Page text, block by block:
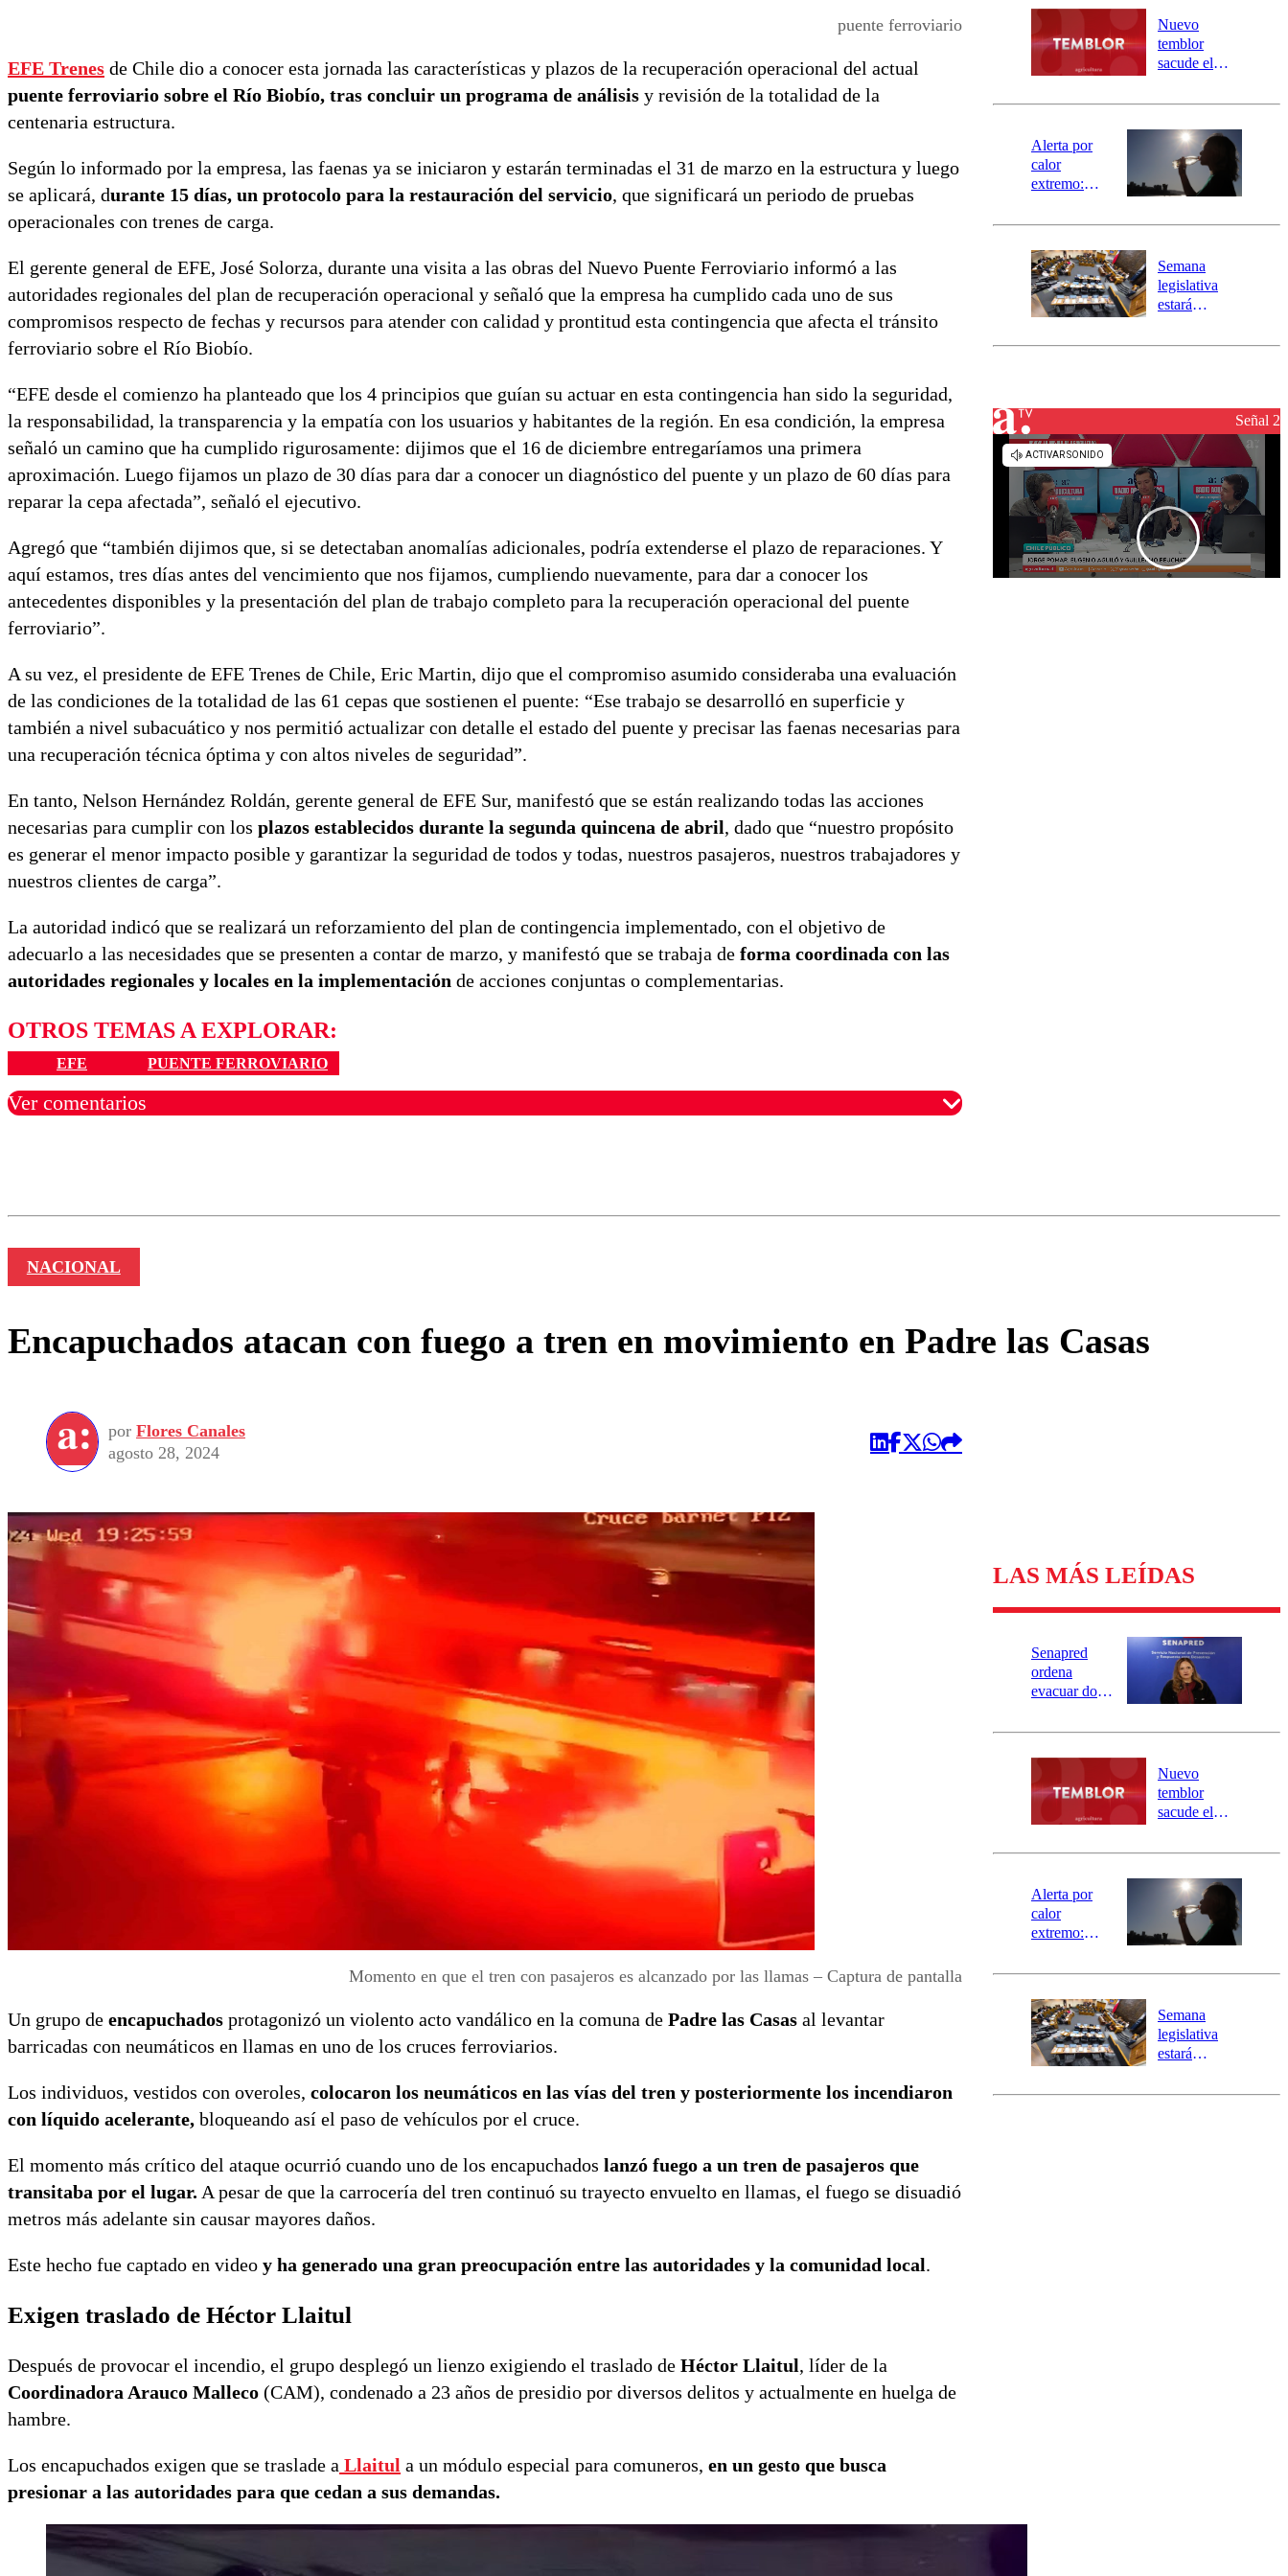
puente ferroviario
EFE Trenes de Chile dio a conocer esta jornada las características y plazos de la recuperación operacional del actual
puente ferroviario sobre el Río Biobío, tras concluir un programa de análisis y revisión de la totalidad de la
centenaria estructura.
Según lo informado por la empresa, las faenas ya se iniciaron y estarán terminadas el 31 de marzo en la estructura y luego
se aplicará, durante 15 días, un protocolo para la restauración del servicio, que significará un periodo de pruebas
operacionales con trenes de carga.
El gerente general de EFE, José Solorza, durante una visita a las obras del Nuevo Puente Ferroviario informó a las
autoridades regionales del plan de recuperación operacional y señaló que la empresa ha cumplido cada uno de sus
compromisos respecto de fechas y recursos para atender con calidad y prontitud esta contingencia que afecta el tránsito
ferroviario sobre el Río Biobío.
“EFE desde el comienzo ha planteado que los 4 principios que guían su actuar en esta contingencia han sido la seguridad,
la responsabilidad, la transparencia y la empatía con los usuarios y habitantes de la región. En esa condición, la empresa
señaló un camino que ha cumplido rigurosamente: dijimos que el 16 de diciembre entregaríamos una primera
aproximación. Luego fijamos un plazo de 30 días para dar a conocer un diagnóstico del puente y un plazo de 60 días para
reparar la cepa afectada”, señaló el ejecutivo.
Agregó que “también dijimos que, si se detectaban anomalías adicionales, podría extenderse el plazo de reparaciones. Y
aquí estamos, tres días antes del vencimiento que nos fijamos, cumpliendo nuevamente, para dar a conocer los
antecedentes disponibles y la presentación del plan de trabajo completo para la recuperación operacional del puente
ferroviario”.
A su vez, el presidente de EFE Trenes de Chile, Eric Martin, dijo que el compromiso asumido consideraba una evaluación
de las condiciones de la totalidad de las 61 cepas que sostienen el puente: “Ese trabajo se desarrolló en superficie y
también a nivel subacuático y nos permitió actualizar con detalle el estado del puente y precisar las faenas necesarias para
una recuperación técnica óptima y con altos niveles de seguridad”.
En tanto, Nelson Hernández Roldán, gerente general de EFE Sur, manifestó que se están realizando todas las acciones
necesarias para cumplir con los plazos establecidos durante la segunda quincena de abril, dado que “nuestro propósito
es generar el menor impacto posible y garantizar la seguridad de todos y todas, nuestros pasajeros, nuestros trabajadores y
nuestros clientes de carga”.
La autoridad indicó que se realizará un reforzamiento del plan de contingencia implementado, con el objetivo de
adecuarlo a las necesidades que se presenten a contar de marzo, y manifestó que se trabaja de forma coordinada con las
autoridades regionales y locales en la implementación de acciones conjuntas o complementarias.
OTROS TEMAS A EXPLORAR:
EFE PUENTE FERROVIARIO
Ver comentarios
río Damas:
activa
mensajería
SAE
Nuevo
temblor
sacude el
revisa la
epicentro
Alerta por
calor
extremo:
activa Alerta
Preventiva en
tres comunas
Semana
legislativa
estará
el fin de la
reconstrucciónSeñal 2
NACIONAL
Encapuchados atacan con fuego a tren en movimiento en Padre las Casas
por Flores Canales
agosto 28, 2024
Momento en que el tren con pasajeros es alcanzado por las llamas – Captura de pantalla
Un grupo de encapuchados protagonizó un violento acto vandálico en la comuna de Padre las Casas al levantar
barricadas con neumáticos en llamas en uno de los cruces ferroviarios.
Los individuos, vestidos con overoles, colocaron los neumáticos en las vías del tren y posteriormente los incendiaron
con líquido acelerante, bloqueando así el paso de vehículos por el cruce.
El momento más crítico del ataque ocurrió cuando uno de los encapuchados lanzó fuego a un tren de pasajeros que
transitaba por el lugar. A pesar de que la carrocería del tren continuó su trayecto envuelto en llamas, el fuego se disuadió
metros más adelante sin causar mayores daños.
Este hecho fue captado en video y ha generado una gran preocupación entre las autoridades y la comunidad local.
Exigen traslado de Héctor Llaitul
Después de provocar el incendio, el grupo desplegó un lienzo exigiendo el traslado de Héctor Llaitul, líder de la
Coordinadora Arauco Malleco (CAM), condenado a 23 años de presidio por diversos delitos y actualmente en huelga de
hambre.
Los encapuchados exigen que se traslade a Llaitul a un módulo especial para comuneros, en un gesto que busca
presionar a las autoridades para que cedan a sus demandas.
LAS MÁS LEÍDAS
Senapred
ordena
evacuar dos
Carahue por
río Damas:
activa
mensajería
SAE
Nuevo
temblor
sacude el
revisa la
epicentro
Alerta por
calor
extremo:
activa Alerta
Preventiva en
tres comunas
Semana
legislativa
estará
el fin de la